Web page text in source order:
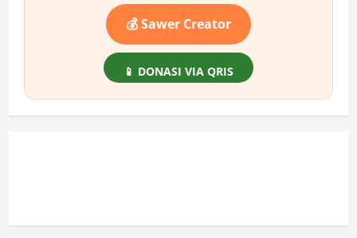
💰 Sawer Creator
📱 DONASI VIA QRIS